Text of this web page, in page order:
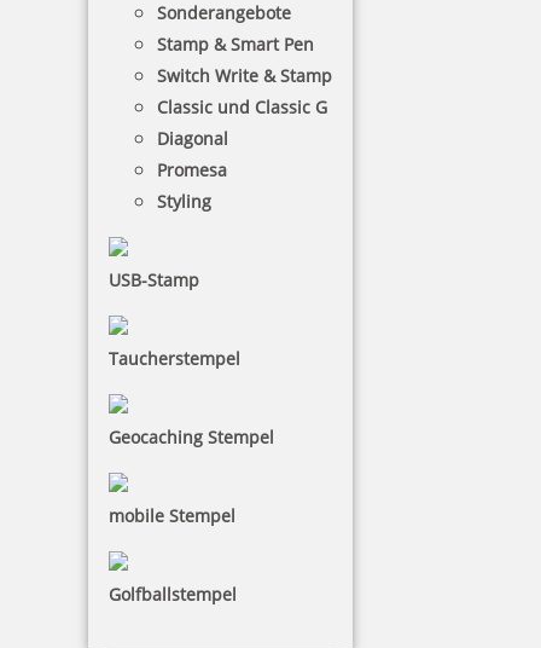
Sonderangebote
Stamp & Smart Pen
Switch Write & Stamp
Classic und Classic G
Diagonal
Promesa
Styling
USB-Stamp
Taucherstempel
Geocaching Stempel
mobile Stempel
Golfballstempel
5 Kugeln blau im Säckchen